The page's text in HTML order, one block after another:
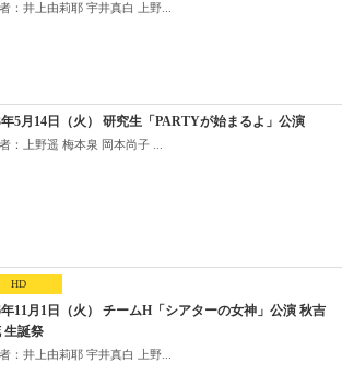
：井上由莉耶 宇井真白 上野...
年5月14日（火） 研究生「PARTYが始まるよ」公演
：上野遥 梅本泉 岡本尚子 ...
HD
年11月1日（火） チームH「シアターの女神」公演 秋吉
生誕祭
：井上由莉耶 宇井真白 上野...